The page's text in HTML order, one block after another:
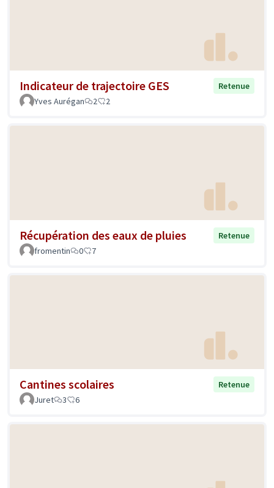
Indicateur de trajectoire GES
Retenue
Yves Aurégan
2 2
Récupération des eaux de pluies
Retenue
fromentin
0 7
Cantines scolaires
Retenue
Juret
3 6